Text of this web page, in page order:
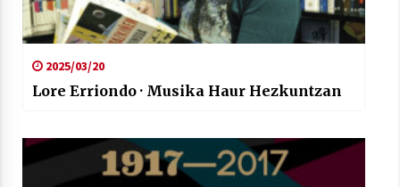
2025/03/20
Lore Erriondo · Musika Haur Hezkuntzan